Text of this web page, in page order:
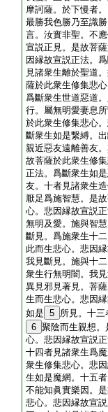
摩訶薩。於下慢者
最勝我色勝乃至識
言。汝實非聖。不
宣説正見。是故菩
因縁故宣説正法。
見諸衆生離於聖道
薩於此衆生修集悲
爲斷衆生世道惡道
行。屬無明愛妻息
於此衆生修集悲心
斷衆生如是繋縛。
親近惡友遠離善友
故菩薩於此衆生修
正法。爲斷衆生如
友。十者見諸衆生
厭足爲施智慧。是
心。悲因縁故宣説
無明及愛。施與智
斷見。爲施衆生十
此而生悲心。悲因
我見斷見。施與十
衆生行無明闇。我
異見邪見著見。菩
生而生悲心。悲因
如是 5 所見。十
6 聚陰而生親想
心。悲因縁故宣説
十四者見諸衆生爲
衆生修集悲心。悲
生如是魔網。十五
不能知眞實樂因。
悲心。悲因縁故宣